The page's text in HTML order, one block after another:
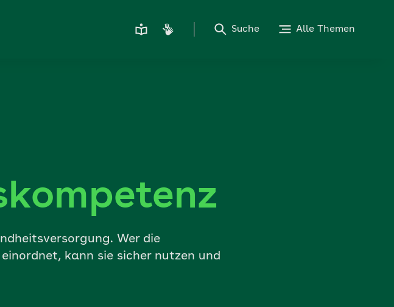
Suche Alle Themen
Wer die
kann sie sicher nutzen und